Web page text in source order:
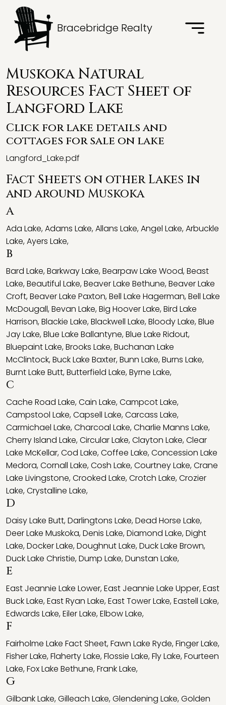
Bracebridge Realty
Muskoka Natural
Resources Fact Sheet of
Langford Lake
Click for lake details and
cottages for sale on lake
Langford_Lake.pdf
Fact Sheets on other Lakes in
and around Muskoka
A
Ada Lake,Adams Lake,Allans Lake,Angel Lake,Arbuckle
Lake,Ayers Lake,
B
Bard Lake,Barkway Lake,Bearpaw Lake Wood,Beast
Lake,Beautiful Lake,Beaver Lake Bethune,Beaver Lake
Croft,Beaver Lake Paxton,Bell Lake Hagerman,Bell Lake
McDougall,Bevan Lake,Big Hoover Lake,Bird Lake
Harrison,Blackie Lake,Blackwell Lake,Bloody Lake,Blue
Jay Lake,Blue Lake Ballantyne,Blue Lake Ridout,
Bluepaint Lake,Brooks Lake,Buchanan Lake
McClintock,Buck Lake Baxter,Bunn Lake,Burns Lake,
Burnt Lake Butt,Butterfield Lake,Byrne Lake,
C
Cache Road Lake,Cain Lake,Campcot Lake,
Campstool Lake,Capsell Lake,Carcass Lake,
Carmichael Lake,Charcoal Lake,Charlie Manns Lake,
Cherry Island Lake,Circular Lake,Clayton Lake,Clear
Lake McKellar,Cod Lake,Coffee Lake,Concession Lake
Medora,Cornall Lake,Cosh Lake,Courtney Lake,Crane
Lake Livingstone,Crooked Lake,Crotch Lake,Crozier
Lake,Crystalline Lake,
D
Daisy Lake Butt,Darlingtons Lake,Dead Horse Lake,
Deer Lake Muskoka,Denis Lake,Diamond Lake,Dight
Lake,Docker Lake,Doughnut Lake,Duck Lake Brown,
Duck Lake Christie,Dump Lake,Dunstan Lake,
E
East Jeannie Lake Lower,East Jeannie Lake Upper,East
Buck Lake,East Ryan Lake,East Tower Lake,Eastell Lake,
Edwards Lake,Eiler Lake,Elbow Lake,
F
Fairholme Lake Fact Sheet,Fawn Lake Ryde,Finger Lake,
Fisher Lake,Flaherty Lake,Flossie Lake,Fly Lake,Fourteen
Lake,Fox Lake Bethune,Frank Lake,
G
Gilbank Lake,Gilleach Lake,Glendening Lake,Golden